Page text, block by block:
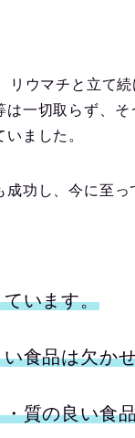
ウマチと立て
一切取らず、
ました。
功し、今に至っ
います。
食品は欠か
質の良い食